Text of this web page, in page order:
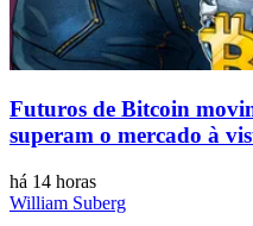
Futuros de Bitcoin
superam o mercado à
há 14 horas
William Suberg